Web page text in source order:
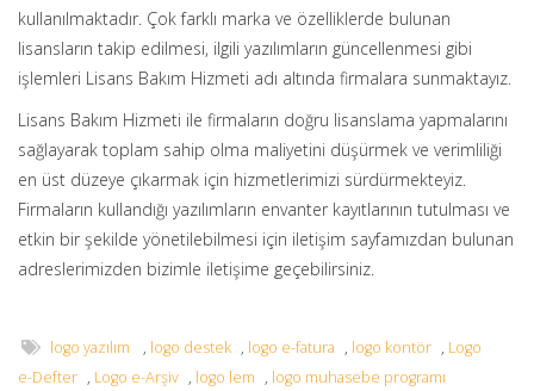
kullanılmaktadır. Çok farklı marka ve özelliklerde bulunan
lisansların takip edilmesi, ilgili yazılımların güncellenmesi gibi
işlemleri Lisans Bakım Hizmeti adı altında firmalara sunmaktayız.
Lisans Bakım Hizmeti ile firmaların doğru lisanslama yapmalarını
sağlayarak toplam sahip olma maliyetini düşürmek ve verimliliği
en üst düzeye çıkarmak için hizmetlerimizi sürdürmekteyiz.
Firmaların kullandığı yazılımların envanter kayıtlarının tutulması ve
etkin bir şekilde yönetilebilmesi için iletişim sayfamızdan bulunan
adreslerimizden bizimle iletişime geçebilirsiniz.
logo yazılım , logo destek , logo e-fatura , logo kontör , Logo
e-Defter , Logo e-Arşiv , logo lem , logo muhasebe programı